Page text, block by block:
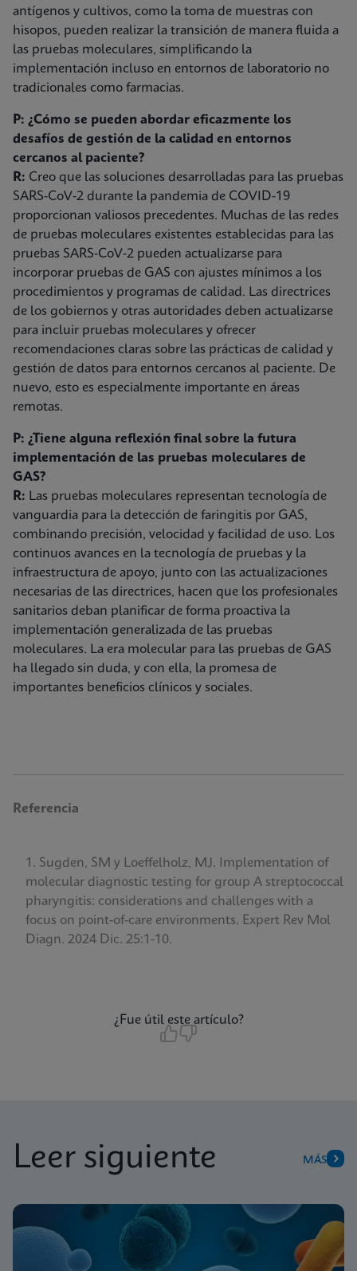
antígenos y cultivos, como la toma de muestras con
hisopos, pueden realizar la transición de manera fluida a
las pruebas moleculares, simplificando la
implementación incluso en entornos de laboratorio no
tradicionales como farmacias.
P: ¿Cómo se pueden abordar eficazmente los
desafíos de gestión de la calidad en entornos
cercanos al paciente?
R: Creo que las soluciones desarrolladas para las pruebas
SARS-CoV-2 durante la pandemia de COVID-19
proporcionan valiosos precedentes. Muchas de las redes
de pruebas moleculares existentes establecidas para las
pruebas SARS-CoV-2 pueden actualizarse para
incorporar pruebas de GAS con ajustes mínimos a los
procedimientos y programas de calidad. Las directrices
de los gobiernos y otras autoridades deben actualizarse
para incluir pruebas moleculares y ofrecer
recomendaciones claras sobre las prácticas de calidad y
gestión de datos para entornos cercanos al paciente. De
nuevo, esto es especialmente importante en áreas
remotas.
P: ¿Tiene alguna reflexión final sobre la futura
implementación de las pruebas moleculares de
GAS?
R: Las pruebas moleculares representan tecnología de
vanguardia para la detección de faringitis por GAS,
combinando precisión, velocidad y facilidad de uso. Los
continuos avances en la tecnología de pruebas y la
infraestructura de apoyo, junto con las actualizaciones
necesarias de las directrices, hacen que los profesionales
sanitarios deban planificar de forma proactiva la
implementación generalizada de las pruebas
moleculares. La era molecular para las pruebas de GAS
ha llegado sin duda, y con ella, la promesa de
importantes beneficios clínicos y sociales.
Referencia
Sugden, SM y Loeffelholz, MJ. Implementation of
molecular diagnostic testing for group A streptococcal
pharyngitis: considerations and challenges with a
focus on point-of-care environments. Expert Rev Mol
Diagn. 2024 Dic. 25:1-10.
¿Fue útil este artículo?
Leer siguiente MÁS